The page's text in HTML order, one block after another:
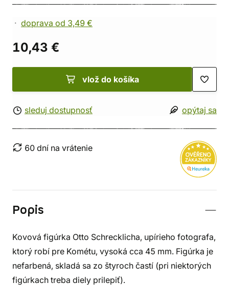
doprava od 3,49 €
10,43 €
vlož do košíka
sleduj dostupnosť opýtaj sa
60 dní na vrátenie
Popis
Kovová figúrka Otto Schrecklicha, upírieho fotografa,
ktorý robí pre Kométu, vysoká cca 45 mm. Figúrka je
nefarbená, skladá sa zo štyroch častí (pri niektorých
figúrkach treba diely prilepiť).